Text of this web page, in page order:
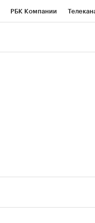
РБК Компании